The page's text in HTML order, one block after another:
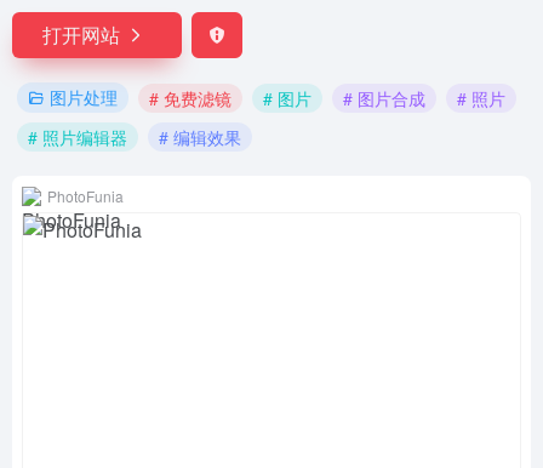
打开网站
图片处理 # 免费滤镜 # 图片 # 图片合成
# 照片
# 照片编辑器
# 编辑效果
PhotoFunia